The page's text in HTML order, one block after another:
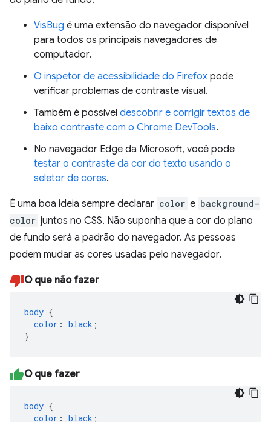
VisBug é uma extensão do navegador disponível
para todos os principais navegadores de
computador.
O inspetor de acessibilidade do Firefox pode
verificar problemas de contraste visual.
Também é possível descobrir e corrigir textos de
baixo contraste com o Chrome DevTools.
No navegador Edge da Microsoft, você pode
testar o contraste da cor do texto usando o
seletor de cores.
É uma boa ideia sempre declarar color e background-
color juntos no CSS. Não suponha que a cor do plano
de fundo será a padrão do navegador. As pessoas
podem mudar as cores usadas pelo navegador.
O que não fazer
body {
color : black ;
}
O que fazer
body {
color : black ;